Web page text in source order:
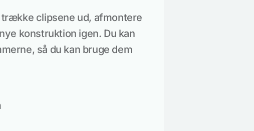
clipsene ud, afmontere
konstruktion igen. Du kan
så du kan bruge dem